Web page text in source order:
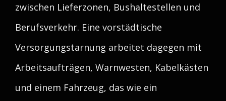
zwischen Lieferzonen, Bushaltestellen und
Berufsverkehr. Eine vorstädtische
Versorgungstarnung arbeitet dagegen mit
Arbeitsaufträgen, Warnwesten, Kabelkästen
und einem Fahrzeug, das wie ein